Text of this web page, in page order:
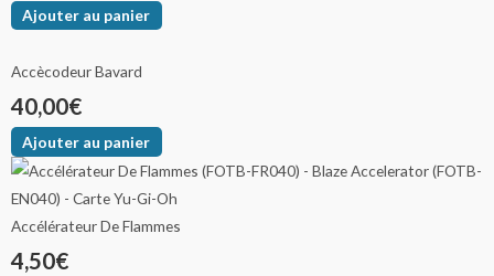
Ajouter au panier
Accècodeur Bavard
40,00€
Ajouter au panier
Accélérateur De Flammes
4,50€